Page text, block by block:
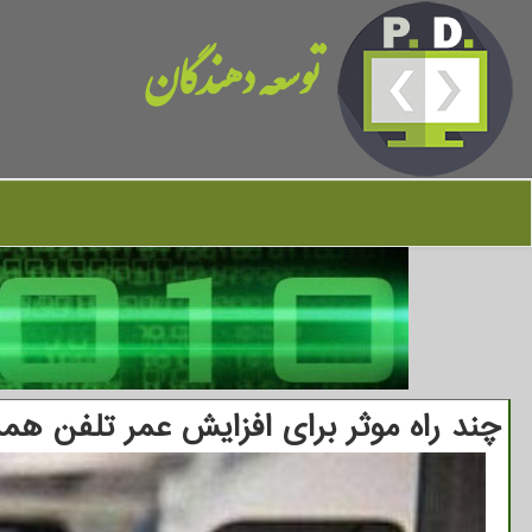
توسعه دهندگان
چند راه موثر برای افزایش عمر تلفن